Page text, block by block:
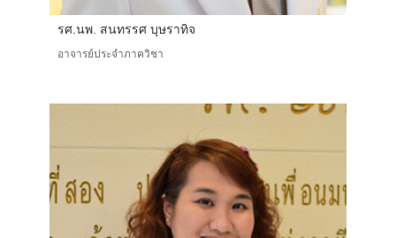
รศ.นพ. สนทรรศ บุษราทิจ
อาจารย์ประจำภาควิชา